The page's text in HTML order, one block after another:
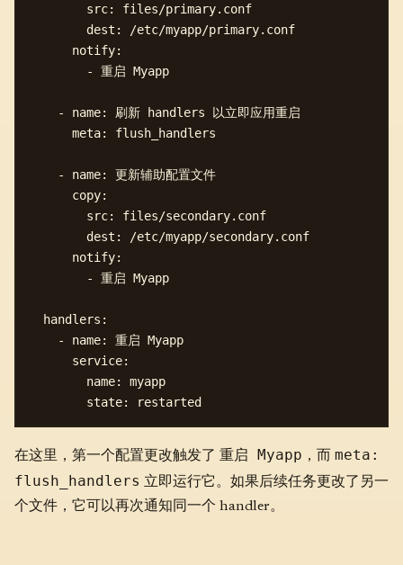
        src: files/primary.conf
        dest: /etc/myapp/primary.conf
      notify:
        - 重启 Myapp
    - name: 刷新 handlers 以立即应用重启
      meta: flush_handlers
    - name: 更新辅助配置文件
      copy:
        src: files/secondary.conf
        dest: /etc/myapp/secondary.conf
      notify:
        - 重启 Myapp
  handlers:
    - name: 重启 Myapp
      service:
        name: myapp
在这里，第一个配置更改触发了 重启 Myapp ，而 meta:
flush_handlers 立即运行它。如果后续任务更改了另一
个文件，它可以再次通知同一个 handler。